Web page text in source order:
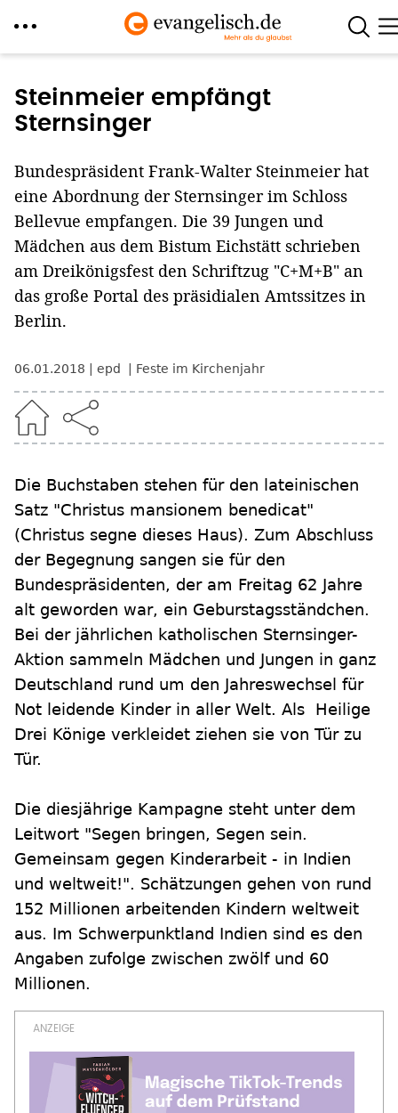
zum
Inhalt
Steinmeier empfängt
Sternsinger
Bundespräsident Frank-Walter Steinmeier hat
eine Abordnung der Sternsinger im Schloss
Bellevue empfangen. Die 39 Jungen und
Mädchen aus dem Bistum Eichstätt schrieben
am Dreikönigsfest den Schriftzug "C+M+B" an
das große Portal des präsidialen Amtssitzes in
Berlin.
06.01.2018 epd Feste im Kirchenjahr
Die Buchstaben stehen für den lateinischen
Satz "Christus mansionem benedicat"
(Christus segne dieses Haus). Zum Abschluss
der Begegnung sangen sie für den
Bundespräsidenten, der am Freitag 62 Jahre
alt geworden war, ein Geburstagsständchen.
Bei der jährlichen katholischen Sternsinger-
Aktion sammeln Mädchen und Jungen in ganz
Deutschland rund um den Jahreswechsel für
Not leidende Kinder in aller Welt. Als Heilige
Drei Könige verkleidet ziehen sie von Tür zu
Tür.
Die diesjährige Kampagne steht unter dem
Leitwort "Segen bringen, Segen sein.
Gemeinsam gegen Kinderarbeit - in Indien
und weltweit!". Schätzungen gehen von rund
152 Millionen arbeitenden Kindern weltweit
aus. Im Schwerpunktland Indien sind es den
Angaben zufolge zwischen zwölf und 60
Millionen.